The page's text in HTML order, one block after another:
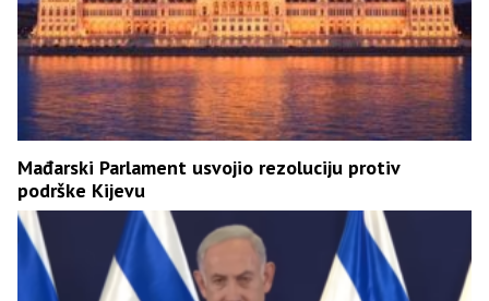
Mađarski Parlament usvojio rezoluciju protiv
podrške Kijevu